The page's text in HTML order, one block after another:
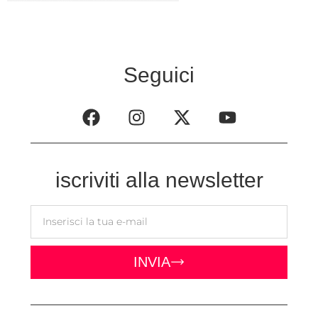
Seguici
iscriviti alla newsletter
INVIA